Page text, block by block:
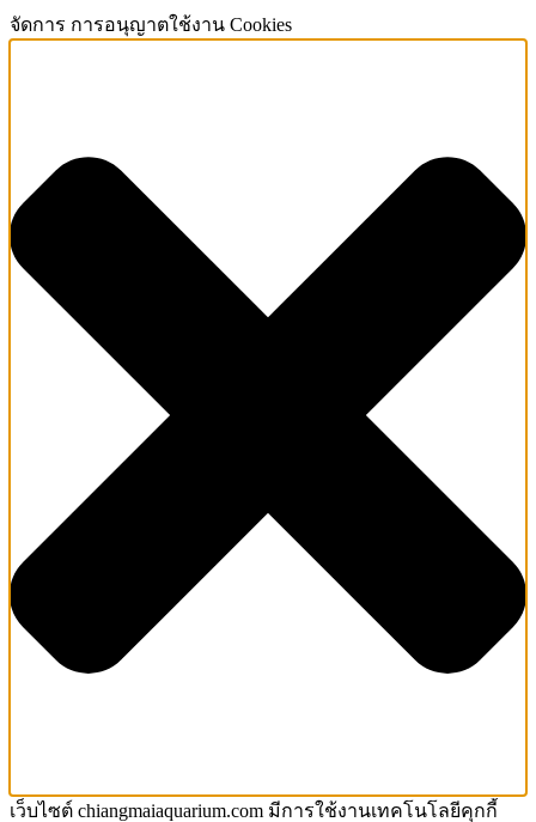
จัดการ การอนุญาตใช้งาน Cookies
เว็บไซต์ chiangmaiaquarium.com มีการใช้งานเทคโนโลยีคุกกี้